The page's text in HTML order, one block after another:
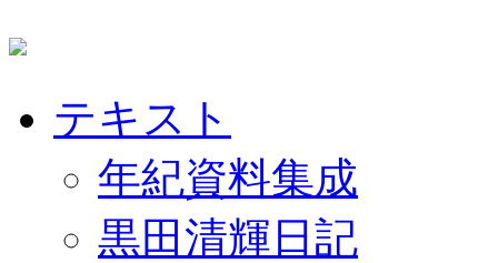
テキスト
年紀資料集成
黒田清輝日記